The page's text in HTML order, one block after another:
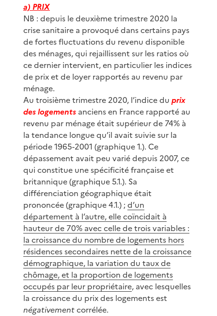
a) PRIX
NB : depuis le deuxième trimestre 2020 la
crise sanitaire a provoqué dans certains pays
de fortes fluctuations du revenu disponible
des ménages, qui rejaillissent sur les ratios où
ce dernier intervient, en particulier les indices
de prix et de loyer rapportés au revenu par
ménage.
Au troisième trimestre 2020, l’indice du prix
des logements anciens en France rapporté au
revenu par ménage était supérieur de 74% à
la tendance longue qu’il avait suivie sur la
période 1965-2001 (graphique 1.). Ce
dépassement avait peu varié depuis 2007, ce
qui constitue une spécificité française et
britannique (graphique 5.1.). Sa
différenciation géographique était
prononcée (graphique 4.1.) ;d’un
département à l’autre, elle coïncidait à
hauteur de 70% avec celle de trois variables :
la croissance du nombre de logements hors
résidences secondaires nette de la croissance
démographique, la variation du taux de
chômage, et la proportion de logements
occupés par leur propriétaire, avec lesquelles
la croissance du prix des logements est
négativementcorrélée.